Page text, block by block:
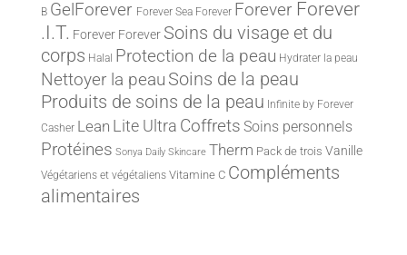
B GelForever Forever Sea Forever Forever Forever
.I.T. Forever Forever Soins du visage et du
corps Halal Protection de la peau Hydrater la peau
Nettoyer la peau Soins de la peau
Produits de soins de la peau Infinite by Forever
Casher Lean Lite Ultra Coffrets Soins personnels
Protéines Sonya Daily Skincare Therm Pack de trois Vanille
Végétariens et végétaliens Vitamine C Compléments
alimentaires